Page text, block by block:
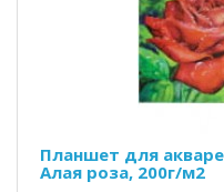
Планшет для
Алая роза, 200г/м2